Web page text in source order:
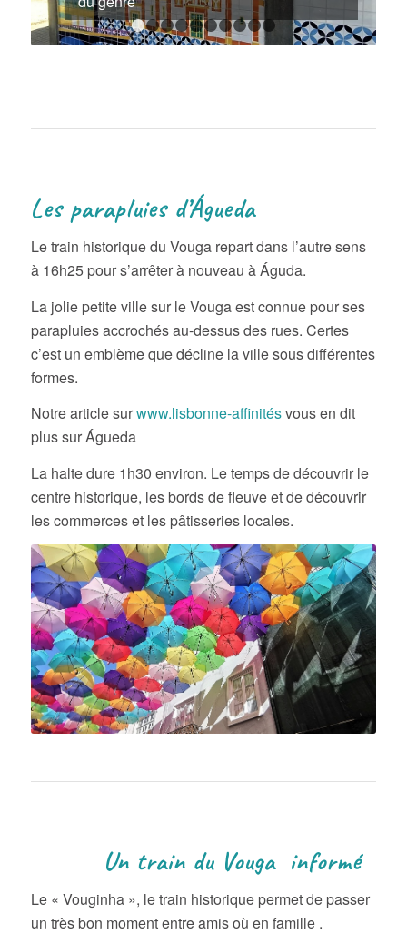
1 2 3 4 5 6 7 8 9 10
Les parapluies d’Águeda
Le train historique du Vouga repart dans l’autre sens
à 16h25 pour s’arrêter à nouveau à Águda.
La jolie petite ville sur le Vouga est connue pour ses
parapluies accrochés au-dessus des rues. Certes
c’est un emblème que décline la ville sous différentes
formes.
Notre article surwww.lisbonne-affinitésvous en dit
plus sur Águeda
La halte dure 1h30 environ. Le temps de découvrir le
centre historique, les bords de fleuve et de découvrir
les commerces et les pâtisseries locales.
Un train du Vouga informé
Le « Vouginha », le train historique permet de passer
un très bon moment entre amis où en famille .